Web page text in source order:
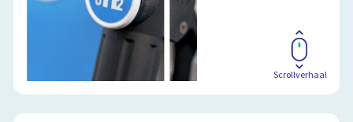
Scrollverhaal